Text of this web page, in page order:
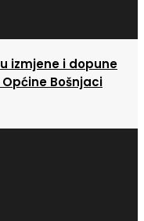
izmjene i dopune
Bošnjaci